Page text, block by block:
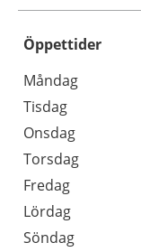
Öppettider
Dag
Öppettider
Kommentarer
Måndag
Tisdag
Onsdag
Torsdag
Fredag
Lördag
Söndag